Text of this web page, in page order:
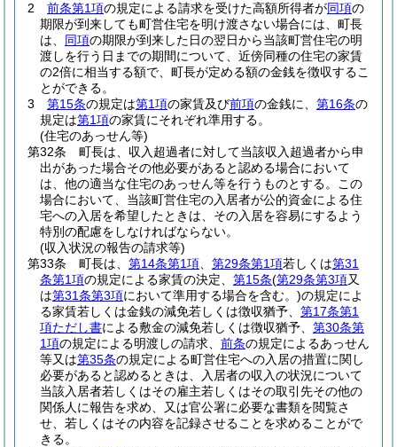
2
前条第1項の規定による請求を受けた高額所得者が同項の
期限が到来しても町営住宅を明け渡さない場合には、町長
は、 同項の期限が到来した日の翌日から当該町営住宅の明
渡しを行う日までの期間について、近傍同種の住宅の家賃
の2倍に相当する額で、町長が定める額の金銭を徴収するこ
とができる。
3
第15条の規定は第1項の家賃及び前項の金銭に、 第16条の
規定は第1項の家賃にそれぞれ準用する。
(住宅のあっせん等)
第32条
町長は、収入超過者に対して当該収入超過者から申
出があった場合その他必要があると認める場合において
は、他の適当な住宅のあっせん等を行うものとする。
この
場合において、当該町営住宅の入居者が公的資金による住
宅への入居を希望したときは、その入居を容易にするよう
特別の配慮をしなければならない。
(収入状況の報告の請求等)
第33条
町長は、 第14条第1項 第29条第1項若しくは第31
条第1項の規定による家賃の決定、 第15条(第29条第3項又
は第31条第3項において準用する場合を含む。)の規定によ
る家賃若しくは金銭の減免若しくは徴収猶予、 第17条第1
項ただし書による敷金の減免若しくは徴収猶予、 第30条第
1項の規定による明渡しの請求、 前条の規定によるあっせん
等又は第35条の規定による町営住宅への入居の措置に関し
必要があると認めるときは、入居者の収入の状況について
当該入居者若しくはその雇主若しくはその取引先その他の
関係人に報告を求め、又は官公署に必要な書類を閲覧さ
せ、若しくはその内容を記録させることを求めることがで
きる。